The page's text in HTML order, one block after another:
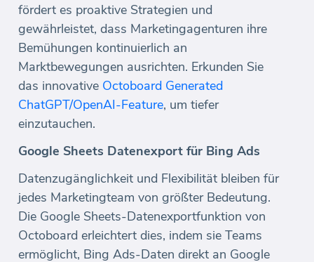
fördert es proaktive Strategien und
gewährleistet, dass Marketingagenturen ihre
Bemühungen kontinuierlich an
Marktbewegungen ausrichten. Erkunden Sie
das innovative Octoboard Generated
ChatGPT/OpenAI-Feature, um tiefer
einzutauchen.
Google Sheets Datenexport für Bing Ads
Datenzugänglichkeit und Flexibilität bleiben für
jedes Marketingteam von größter Bedeutung.
Die Google Sheets-Datenexportfunktion von
Octoboard erleichtert dies, indem sie Teams
ermöglicht, Bing Ads-Daten direkt an Google